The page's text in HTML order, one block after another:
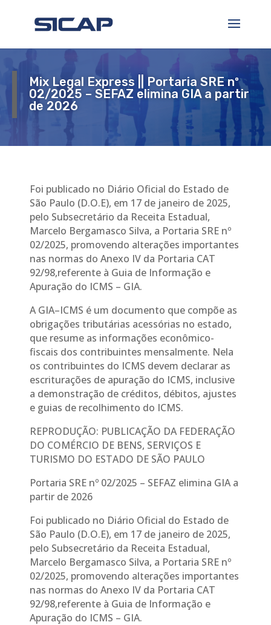
Mix Legal Express || Portaria SRE nº
02/2025 – SEFAZ elimina GIA a partir
de 2026
Foi publicado no Diário Oficial do Estado de
São Paulo (D.O.E), em 17 de janeiro de 2025,
pelo Subsecretário da Receita Estadual,
Marcelo Bergamasco Silva, a Portaria SRE nº
02/2025, promovendo alterações importantes
nas normas do Anexo IV da Portaria CAT
92/98,referente à Guia de Informação e
Apuração do ICMS – GIA.
A GIA–ICMS é um documento que compõe as
obrigações tributárias acessórias no estado,
que resume as informações econômico-
fiscais dos contribuintes mensalmente. Nela
os contribuintes do ICMS devem declarar as
escriturações de apuração do ICMS, inclusive
a demonstração de créditos, débitos, ajustes
e guias de recolhimento do ICMS.
REPRODUÇÃO: PUBLICAÇÃO DA FEDERAÇÃO
DO COMÉRCIO DE BENS, SERVIÇOS E
TURISMO DO ESTADO DE SÃO PAULO
Portaria SRE nº 02/2025 – SEFAZ elimina GIA a
partir de 2026
Foi publicado no Diário Oficial do Estado de
São Paulo (D.O.E), em 17 de janeiro de 2025,
pelo Subsecretário da Receita Estadual,
Marcelo Bergamasco Silva, a Portaria SRE nº
02/2025, promovendo alterações importantes
nas normas do Anexo IV da Portaria CAT
92/98,referente à Guia de Informação e
Apuração do ICMS – GIA.